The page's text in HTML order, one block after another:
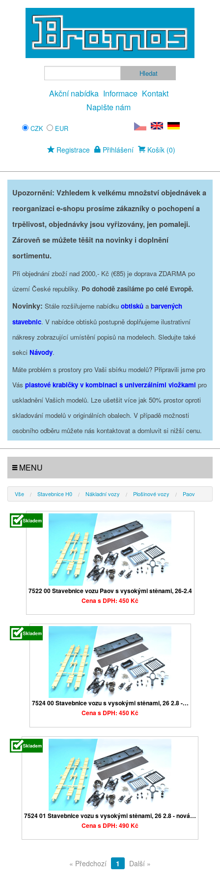
Akční nabídka Informace Kontakt
Napište nám
CZK EUR
Registrace Přihlášení Košík (0)
Upozornění: Vzhledem k velkému množství objednávek a
reorganizaci e-shopu prosíme zákazníky o pochopení a
trpělivost, objednávky jsou vyřizovány, jen pomaleji.
Zároveň se můžete těšit na novinky i doplnění
sortimentu.
Při objednání zboží nad 2000,- Kč (€85) je doprava ZDARMA po
území České republiky. Po dohodě zasíláme po celé Evropě.
Novinky: Stále rozšiřujeme nabídku obtisků a barvených
stavebnic. V nabídce obtisků postupně doplňujeme ilustrativní
nákresy zobrazující umístění popisů na modelech. Sledujte také
sekci Návody.
Máte problém s prostory pro Vaši sbírku modelů? Připravili jsme pro
Vás plastové krabičky v kombinaci s univerzálními vložkami pro
uskladnění Vašich modelů. Lze ušetšit více jak 50% prostor oproti
skladování modelů v originálních obalech. V případě možnosti
osobního odběru můžete nás kontaktovat a domluvit si nižší cenu.
MENU
Vše Stavebnice H0 Nákladní vozy Plošinové vozy Paov
7522 00 Stavebnice vozu Paov s vysokými stěnami, 26-2.4
Cena s DPH: 450 Kč
7524 00 Stavebnice vozu s vysokými stěnami, 26 2.8 -…
Cena s DPH: 450 Kč
7524 01 Stavebnice vozu s vysokými stěnami, 26 2.8 - nová…
Cena s DPH: 490 Kč
« Předchozí 1 Další »